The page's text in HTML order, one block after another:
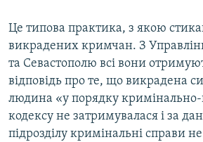
Це типова практика, з якою
викрадених кримчан. З
та Севастополю всі вони
відповідь про те, що викрадена
людина «у порядку кримінально-
кодексу не затримувалася і за
підрозділу кримінальні справи